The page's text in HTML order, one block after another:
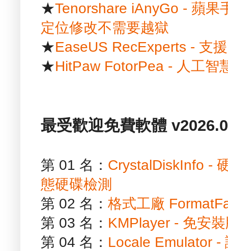
★Tenorshare iAnyGo - 蘋果
定位修改不需要越獄
★EaseUS RecExperts - 支
★HitPaw FotorPea - 人工智
最受歡迎免費軟體
第 01 名： CrystalDiskInfo -
態硬碟檢測
第 02 名： 格式工廠
第 03 名： KMPlayer - 免安
第 04 名： Locale Emulator -